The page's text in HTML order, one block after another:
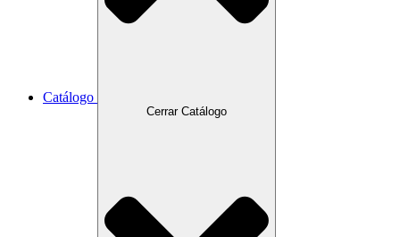
Catálogo
Cerrar Catálogo